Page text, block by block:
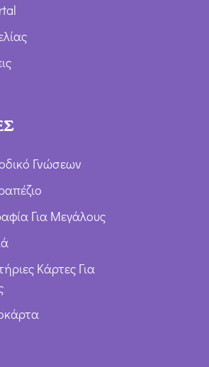
Γνώσεων
Για Μεγάλους
Κάρτες Για